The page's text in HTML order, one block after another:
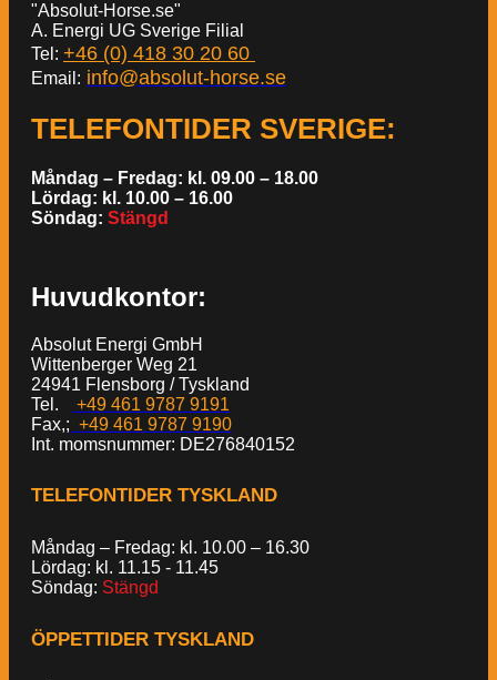
"Absolut-Horse.se"
A. Energi UG Sverige Filial
Tel: +46 (0) 418 30 20 60
Email: info@absolut-horse.se
TELEFONTIDER SVERIGE:
Måndag – Fredag: kl. 09.00 – 18.00
Lördag: kl. 10.00 – 16.00
Söndag: Stängd
Huvudkontor:
Absolut Energi GmbH
Wittenberger Weg 21
24941 Flensborg / Tyskland
Tel.
+49 461 9787 9191
Fax,; +49 461 9787 9190
Int. momsnummer: DE276840152
TELEFONTIDER TYSKLAND
Måndag – Fredag: kl. 10.00 – 16.30
Lördag: kl. 11.15 - 11.45
Söndag: Stängd
ÖPPETTIDER TYSKLAND